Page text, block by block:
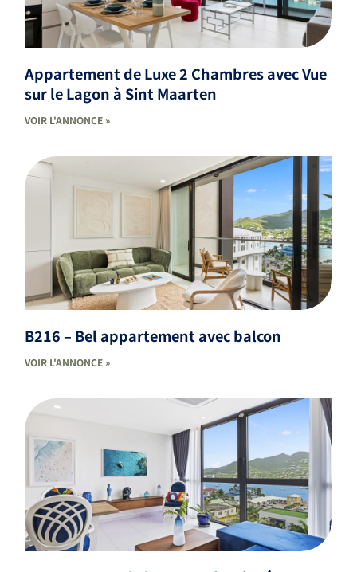
Appartement de Luxe 2 Chambres avec Vue
sur le Lagon à Sint Maarten
VOIR L'ANNONCE »
B216 – Bel appartement avec balcon
VOIR L'ANNONCE »